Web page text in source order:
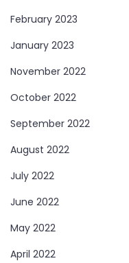
February 2023
January 2023
November 2022
October 2022
September 2022
August 2022
July 2022
June 2022
May 2022
April 2022